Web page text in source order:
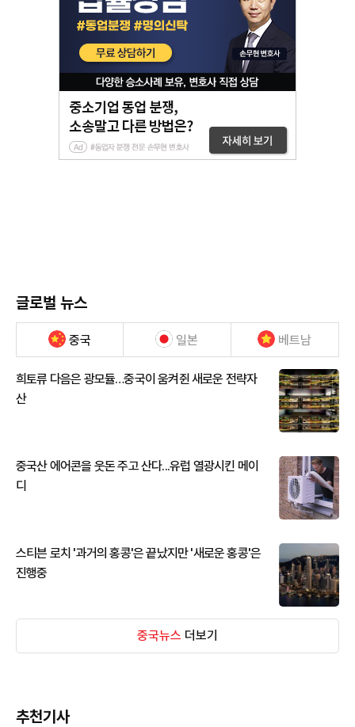
글로벌 뉴스
중국 일본 베트남
희토류 다음은 광모듈…중국이 움켜쥔 새로운 전략자
산
중국산 에어콘을 웃돈 주고 산다...유럽 열광시킨 메이
디
스티븐 로치 '과거의 홍콩'은 끝났지만 '새로운 홍콩'은
진행중
중국뉴스 더보기
추천기사